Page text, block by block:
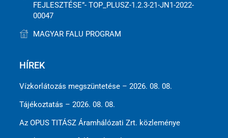
FEJLESZTÉSE”- TOP_PLUSZ-1.2.3-21-JN1-2022-
00047
MAGYAR FALU PROGRAM
HÍREK
Vízkorlátozás megszüntetése – 2026. 08. 08.
Tájékoztatás – 2026. 08. 08.
Az OPUS TITÁSZ Áramhálózati Zrt. közleménye